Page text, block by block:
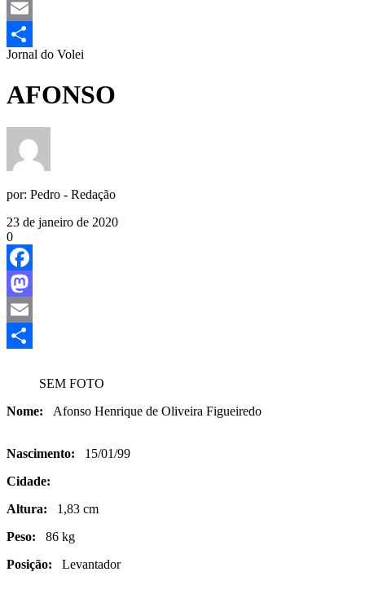
Mastodon
Email
Share
Jornal do Volei
AFONSO
por: Pedro - Redação
23 de janeiro de 2020
0
Facebook
Mastodon
Email
SEM FOTO
Nome: Afonso Henrique de Oliveira Figueiredo
Nascimento: 15/01/99
Cidade:
Altura: 1,83 cm
Peso: 86 kg
Posição: Levantador